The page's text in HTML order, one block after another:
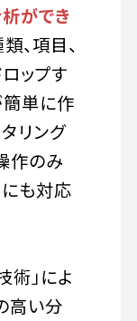
ができ
、項目、
ップす
簡単に作
リング
作のみ
も対応
」によ
高い分